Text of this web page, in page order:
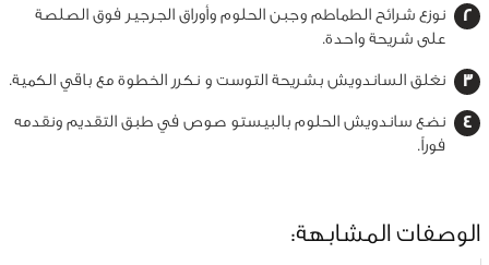
نوزع شرائح الطماطم وجبن الحلوم وأوراق الجرجير فوق الصلصة
على شريحة واحدة.
نغلق الساندويش بشريحة التوست و نكرر الخطوة مع باقي الكمية.
نضع ساندويش الحلوم بالبيستو صوص في طبق التقديم ونقدمه
فوراً.
الوصفات المشابهة: